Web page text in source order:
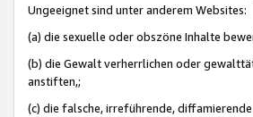
Ungeeignet sind unter anderem Websites:
(a) die sexuelle oder obszöne Inhalte
(b) die Gewalt verherrlichen oder
anstiften,;
(c) die falsche, irreführende,